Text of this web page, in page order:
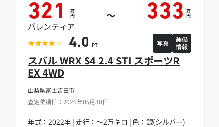
山梨県富士吉田市
査定依頼日：2026年05月30日
スバル WRX S4 2.4 STI スポーツR
EX 4WD
年式：2022年 | 走行：～2万キロ | 色：銀(シルバー)
321 万
円 ～ 333 万
円
バレンティア
4.0 PT 写真
装備
情報